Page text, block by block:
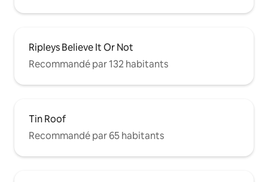
Ripleys Believe It Or Not
Recommandé par 132 habitants
Tin Roof
Recommandé par 65 habitants